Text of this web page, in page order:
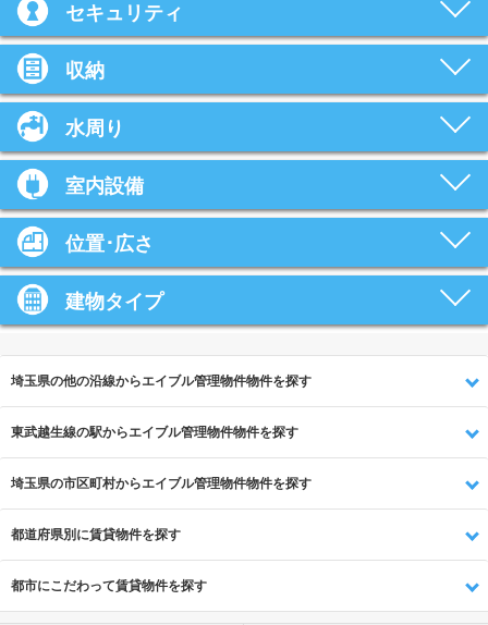
セキュリティ
収納
水周り
室内設備
位置･広さ
建物タイプ
埼玉県の他の沿線からエイブル管理物件物件を探す
東武越生線の駅からエイブル管理物件物件を探す
埼玉県の市区町村からエイブル管理物件物件を探す
都道府県別に賃貸物件を探す
都市にこだわって賃貸物件を探す